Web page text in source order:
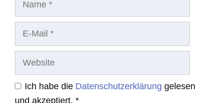
Website
Ich habe die Datenschutzerklärung gelesen
und akzeptiert. *